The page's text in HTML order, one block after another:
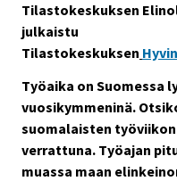
Tilastokeskuksen
julkaistu
Tilastokeskuksen
Työaika on Suomessa
vuosikymmeninä.
suomalaisten
verrattuna. Työajan
muassa maan